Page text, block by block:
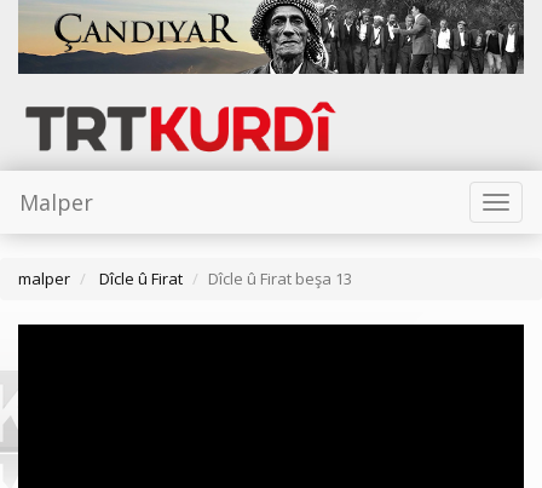
Toggle
Malper
malper Dîcle û Firat Dîcle û Firat beşa 13